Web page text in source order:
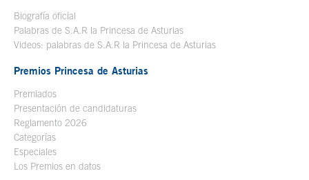
Biografía oficial
Palabras de S.A.R la Princesa de Asturias
Videos: palabras de S.A.R la Princesa de Asturias
Premios Princesa de Asturias
Premiados
Presentación de candidaturas
Reglamento 2026
Categorías
Especiales
Los Premios en datos